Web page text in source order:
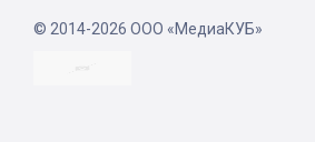
© 2014-2026 ООО «МедиаКУБ»